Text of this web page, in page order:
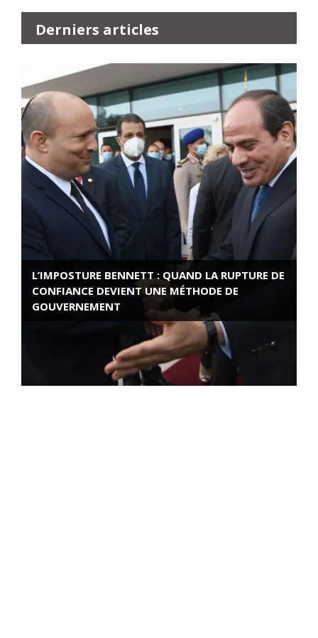
Derniers articles
L’IMPOSTURE BENNETT : QUAND LA RUPTURE DE
CONFIANCE DEVIENT UNE MÉTHODE DE
GOUVERNEMENT
ROSE VALLAND, HEROÏNE DE LA RESISTANCE